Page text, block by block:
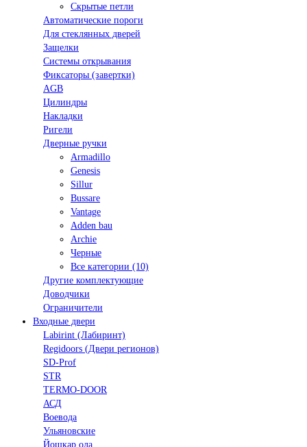
Скрытые петли
Автоматические пороги
Для стеклянных дверей
Защелки
Системы открывания
Фиксаторы (завертки)
AGB
Цилиндры
Накладки
Ригели
Дверные ручки
Armadillo
Genesis
Sillur
Bussare
Vantage
Adden bau
Archie
Черные
Все категории (10)
Другие комплектующие
Доводчики
Ограничители
Входные двери
Labirint (Лабиринт)
Regidoors (Двери регионов)
SD-Prof
STR
TERMO-DOOR
АСД
Воевода
Ульяновские
Йошкар ола